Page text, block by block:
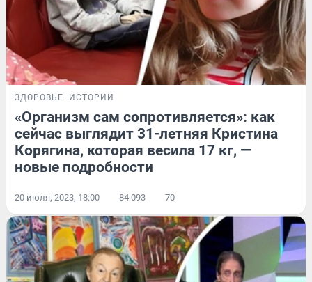
ЗДОРОВЬЕ ИСТОРИИ
«Организм сам сопротивляется»: как
сейчас выглядит 31-летняя Кристина
Корягина, которая весила 17 кг, —
новые подробности
20 июля, 2023, 18:00 84 093 70